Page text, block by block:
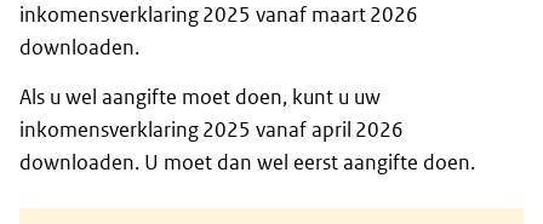
inkomensverklaring 2025 vanaf maart 2026
downloaden.
Als u wel aangifte moet doen, kunt u uw
inkomensverklaring 2025 vanaf april 2026
downloaden. U moet dan wel eerst aangifte doen.